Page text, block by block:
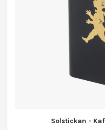
Solstickan -